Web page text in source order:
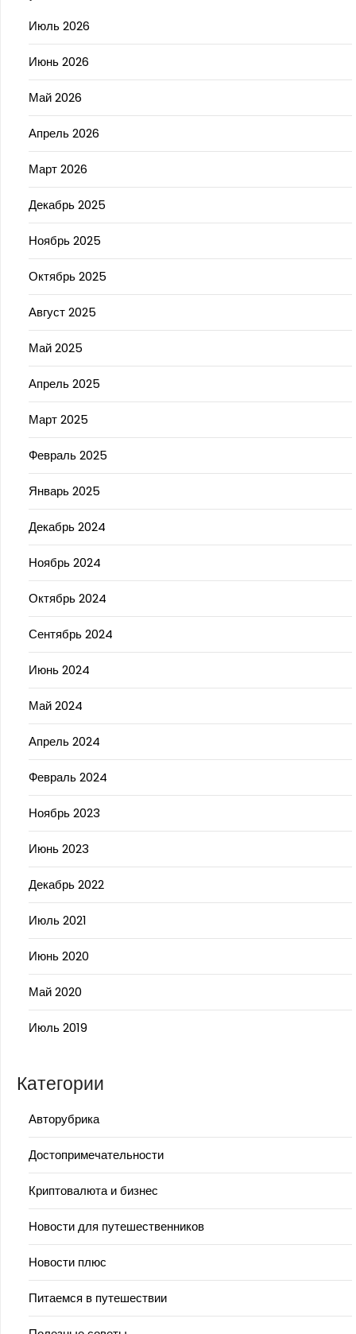
Июль 2026
Июнь 2026
Май 2026
Апрель 2026
Март 2026
Декабрь 2025
Ноябрь 2025
Октябрь 2025
Август 2025
Май 2025
Апрель 2025
Март 2025
Февраль 2025
Январь 2025
Декабрь 2024
Ноябрь 2024
Октябрь 2024
Сентябрь 2024
Июнь 2024
Май 2024
Апрель 2024
Февраль 2024
Ноябрь 2023
Июнь 2023
Декабрь 2022
Июль 2021
Июнь 2020
Май 2020
Июль 2019
Категории
Авторубрика
Достопримечательности
Криптовалюта и бизнес
Новости для путешественников
Новости плюс
Питаемся в путешествии